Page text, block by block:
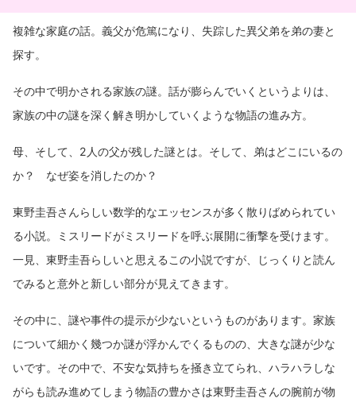
複雑な家庭の話。義父が危篤になり、失踪した異父弟を弟の妻と
探す。
その中で明かされる家族の謎。話が膨らんでいくというよりは、
家族の中の謎を深く解き明かしていくような物語の進み方。
母、そして、2人の父が残した謎とは。そして、弟はどこにいるの
か？ なぜ姿を消したのか？
東野圭吾さんらしい数学的なエッセンスが多く散りばめられてい
る小説。ミスリードがミスリードを呼ぶ展開に衝撃を受けます。
一見、東野圭吾らしいと思えるこの小説ですが、じっくりと読ん
でみると意外と新しい部分が見えてきます。
その中に、謎や事件の提示が少ないというものがあります。家族
について細かく幾つか謎が浮かんでくるものの、大きな謎が少な
いです。その中で、不安な気持ちを掻き立てられ、ハラハラしな
がらも読み進めてしまう物語の豊かさは東野圭吾さんの腕前が物